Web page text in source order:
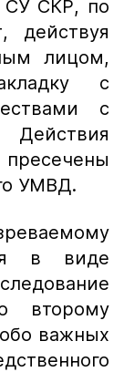
СУ СКР, по
действуя
лицом,
с
с
УМВД.
в виде
второму
важных